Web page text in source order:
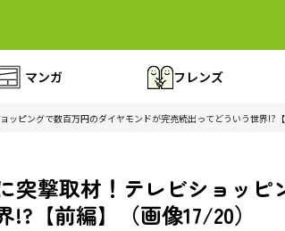
マンガ フレンズ
ッピングで数百万円のダイヤモンドが完売続出ってどういう世界!?【
突撃取材！テレビショッピ
【前編】（画像17/20）